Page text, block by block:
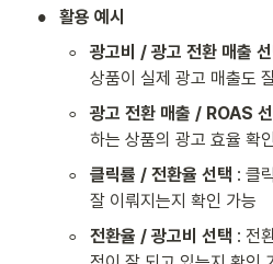
• 활용 예시
◦ 광고비 / 광고 전환 매출
상품이 실제 광고 매출도
◦ 광고 전환 매출 / ROAS
하는 상품의 광고 효율 확
◦ 클릭률 / 전환율 선택 : 클
잘 이뤄지는지 확인 가능
◦ 전환율 / 광고비 선택 : 전